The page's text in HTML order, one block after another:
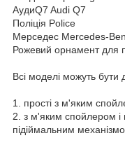
АудиQ7 Audi Q7
Поліція Police
Мерседес Mercedes-
Рожевий орнамент для
Всі моделі можуть бути
1. прості з м'яким
2. з м'яким спойлером і
підіймальним